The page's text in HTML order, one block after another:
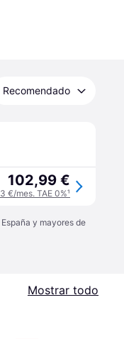
Recomendado
102,99 €
€/mes. TAE 0%¹
y mayores de
Mostrar todo